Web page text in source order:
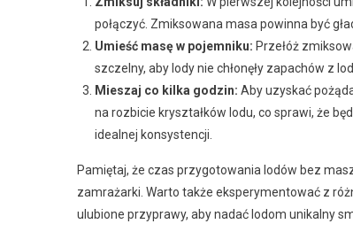
połączyć. Zmiksowana masa powinna być
Umieść masę w pojemniku: Przełóż
szczelny, aby lody nie chłonęły zapachów z
Mieszaj co kilka godzin: Aby uzyskać
na rozbicie kryształków lodu, co sprawi, że
idealnej konsystencji.
Pamiętaj, że czas przygotowania lodów bez
zamrażarki. Warto także eksperymentować z
ulubione przyprawy, aby nadać lodom unikalny